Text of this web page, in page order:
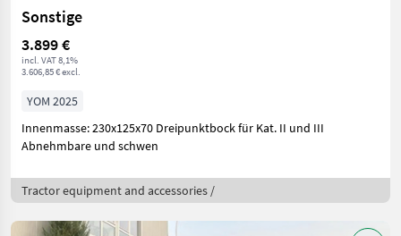
Sonstige
3.899 €
incl. VAT 8,1%
3.606,85 € excl.
YOM 2025
Innenmasse: 230x125x70 Dreipunktbock für Kat. II und III
Abnehmbare und schwen
Tractor equipment and accessories /